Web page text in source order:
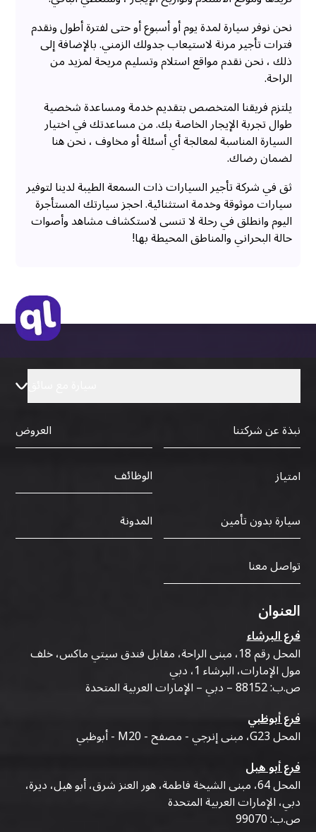
نحن نوفر سيارة لمدة يوم أو أسبوع أو حتى لفترة أطول ونقدم
فترات تأجير مرنة لاستيعاب جدولك الزمني. بالإضافة إلى
ذلك ، نحن نقدم مواقع استلام وتسليم مريحة لمزيد من
الراحة.
يلتزم فريقنا المتخصص بتقديم خدمة ومساعدة شخصية
طوال تجربة الإيجار الخاصة بك. من مساعدتك في اختيار
السيارة المناسبة لمعالجة أي أسئلة أو مخاوف ، نحن هنا
لضمان رضاك.
ثق في شركة تأجير السيارات ذات السمعة الطيبة لدينا لتوفير
سيارات موثوقة وخدمة استثنائية. احجز سيارتك المستأجرة
اليوم وانطلق في رحلة لا تنسى لاستكشاف مشاهد وأصوات
حالة البحراني والمناطق المحيطة بها!
نبذة عن شركتنا
العروض
امتياز
الوظائف
سيارة بدون تأمين
المدونة
تواصل معنا
العنوان
فرع البرشاء
المحل رقم 18، مبنى الراحة، مقابل فندق سيتي ماكس، خلف
مول الإمارات، البرشاء 1، دبي
ص.ب: 88152 – دبي – الإمارات العربية المتحدة
فرع أبوظبي
المحل G23، مبنى إنرجي - مصفح - M20 - أبوظبي
فرع أبو هيل
المحل 64، مبنى الشيخة فاطمة، هور العنز شرق، أبو هيل، ديرة،
دبي، الإمارات العربية المتحدة
ص.ب: 99070